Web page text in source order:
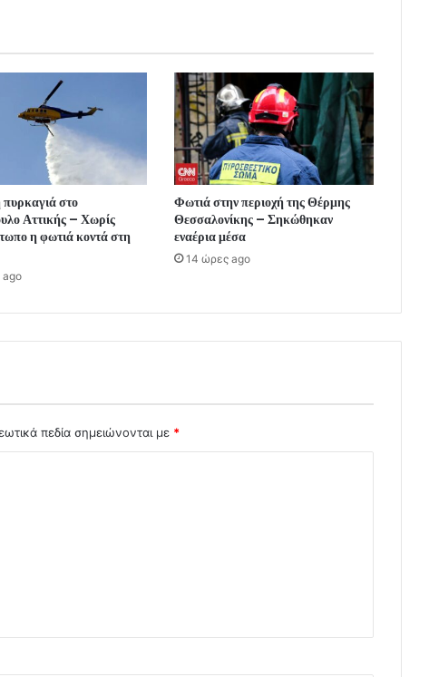
στο
Αττικής – Χωρίς
η φωτιά κοντά στη
ago
Φωτιά στην περιοχή της Θέρμης
Θεσσαλονίκης – Σηκώθηκαν
εναέρια μέσα
14 ώρες ago
πεδία σημειώνονται με *